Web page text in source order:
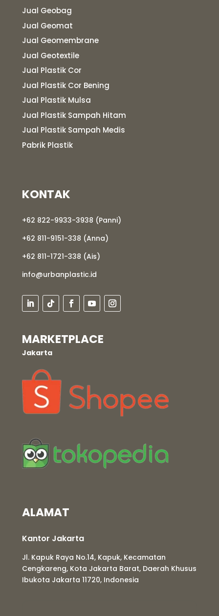
Jual Geobag
Jual Geomat
Jual Geomembrane
Jual Geotextile
Jual Plastik Cor
Jual Plastik Cor Bening
Jual Plastik Mulsa
Jual Plastik Sampah Hitam
Jual Plastik Sampah Medis
Pabrik Plastik
KONTAK
+62 822-9933-3938 (Panni)
+62 811-9151-338 (Anna)
+62 811-1721-338 (Ais)
info@urbanplastic.id
MARKETPLACE
Jakarta
ALAMAT
Kantor Jakarta
Jl. Kapuk Raya No.14, Kapuk, Kecamatan
Cengkareng, Kota Jakarta Barat, Daerah Khusus
Ibukota Jakarta 11720, Indonesia